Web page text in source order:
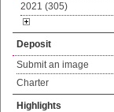
2021 (305)
Deposit
Submit an image
Charter
Highlights